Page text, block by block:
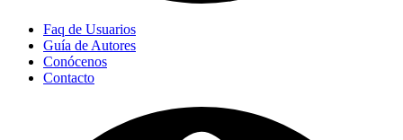
Faq de Usuarios
Guía de Autores
Conócenos
Contacto